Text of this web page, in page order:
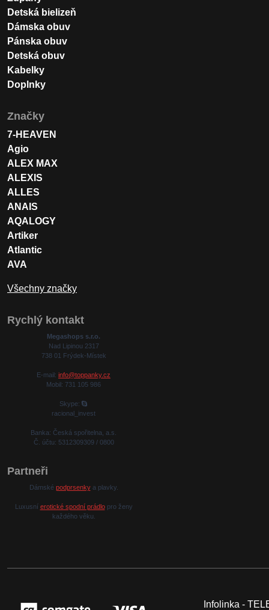
Detská bielizeň
Dámska obuv
Pánska obuv
Detská obuv
Kabelky
Doplnky
Značky
7-HEAVEN
Agio
ALEX MAX
ALEXIS
ALLES
ANAIS
AQALOGY
Artiker
Atlantic
AVA
Všechny značky
Rychlý kontakt
Megashops s.r.o.
Nad Lipinou 2317
738 01 Frýdek-Místek
E-mail: info@toppanky.cz
Mobil: 731 105 986
Skype:
racional_invest
Banka: Česká spořitelna, a.s.
Č. účtu: 5312309309 / 0800
Partneři
Dámské podprsenkya plavky.
Luxusní erotické spodní prádlopro ženy
každého věku.
Infolinka -